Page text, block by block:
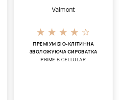
Valmont
ПРЕМІУМ БІО-КЛІТИННА
ЗВОЛОЖУЮЧА СИРОВАТКА
PRIME B CELLULAR